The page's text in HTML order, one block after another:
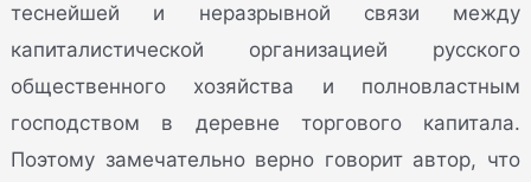
теснейшей и неразрывной связи между
капиталистической организацией русского
общественного хозяйства и полновластным
господством в деревне торгового капитала.
Поэтому замечательно верно говорит автор, что